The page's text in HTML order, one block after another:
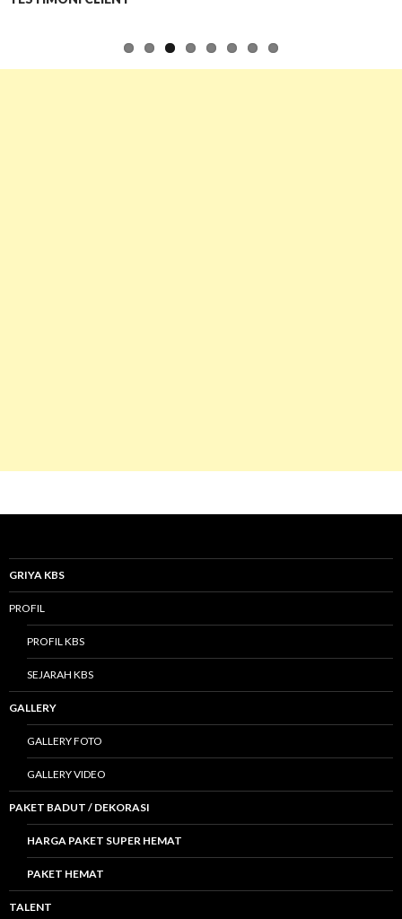
GRIYA KBS
PROFIL
PROFIL KBS
SEJARAH KBS
GALLERY
GALLERY FOTO
GALLERY VIDEO
PAKET BADUT / DEKORASI
HARGA PAKET SUPER HEMAT
PAKET HEMAT
TALENT